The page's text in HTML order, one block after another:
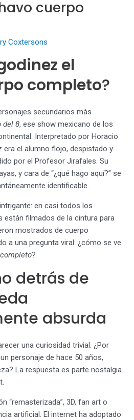
cuerpo
Coxtersons
el
completo?
secundarios más
del 8, ese show mexicano de los
Interpretado por Horacio
era el alumno flojo, despistado y
por el Profesor Jirafales. Su
y cara de “¿qué hago aquí?” se
identificable.
en casi todos los
están filmados de la cintura para
mostrados de cuerpo
a una pregunta viral: ¿cómo se ve
?
detrás de
absurda
una curiosidad trivial. ¿Por
personaje de hace 50 años,
La respuesta es parte nostalgia
“remasterizada”, 3D, fan art o
artificial. El internet ha adoptado